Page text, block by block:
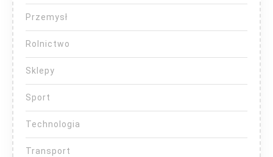
Przemysł
Rolnictwo
Sklepy
Sport
Technologia
Transport